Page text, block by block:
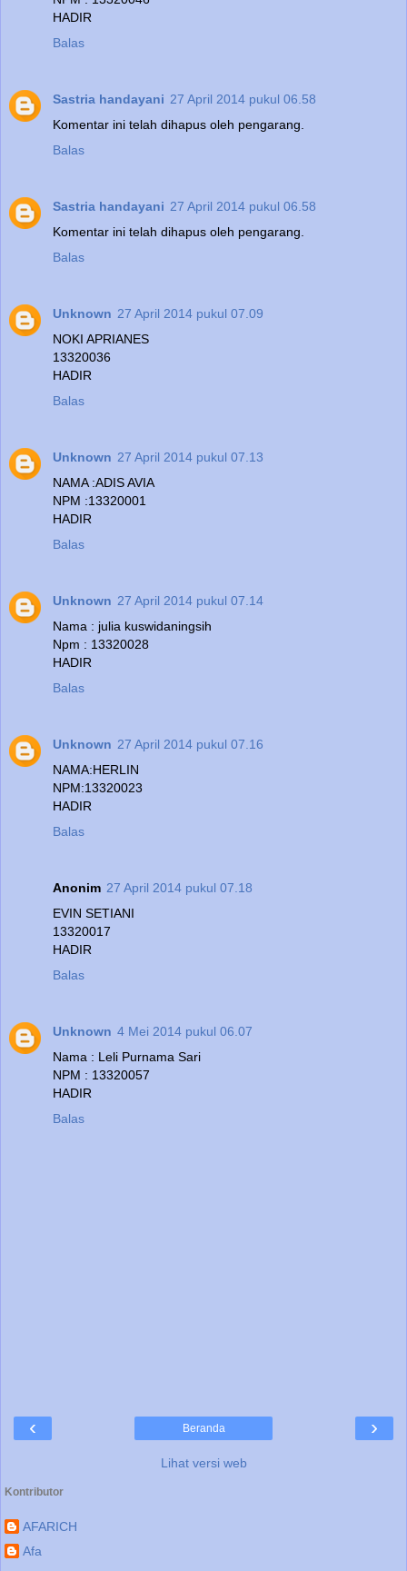
HADIR
Balas
Sastria handayani 27 April 2014 pukul 06.58
Komentar ini telah dihapus oleh pengarang.
Balas
Sastria handayani 27 April 2014 pukul 06.58
Komentar ini telah dihapus oleh pengarang.
Balas
Unknown 27 April 2014 pukul 07.09
NOKI APRIANES
13320036
HADIR
Balas
Unknown 27 April 2014 pukul 07.13
NAMA :ADIS AVIA
NPM :13320001
HADIR
Balas
Unknown 27 April 2014 pukul 07.14
Nama : julia kuswidaningsih
Npm : 13320028
HADIR
Balas
Unknown 27 April 2014 pukul 07.16
NAMA:HERLIN
NPM:13320023
HADIR
Balas
Anonim 27 April 2014 pukul 07.18
EVIN SETIANI
13320017
HADIR
Balas
Unknown 4 Mei 2014 pukul 06.07
Nama : Leli Purnama Sari
NPM : 13320057
HADIR
Balas
‹ ›
Beranda
Lihat versi web
Kontributor
AFARICH
Afa